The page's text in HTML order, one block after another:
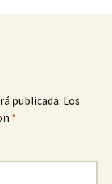
publicada. Los
*